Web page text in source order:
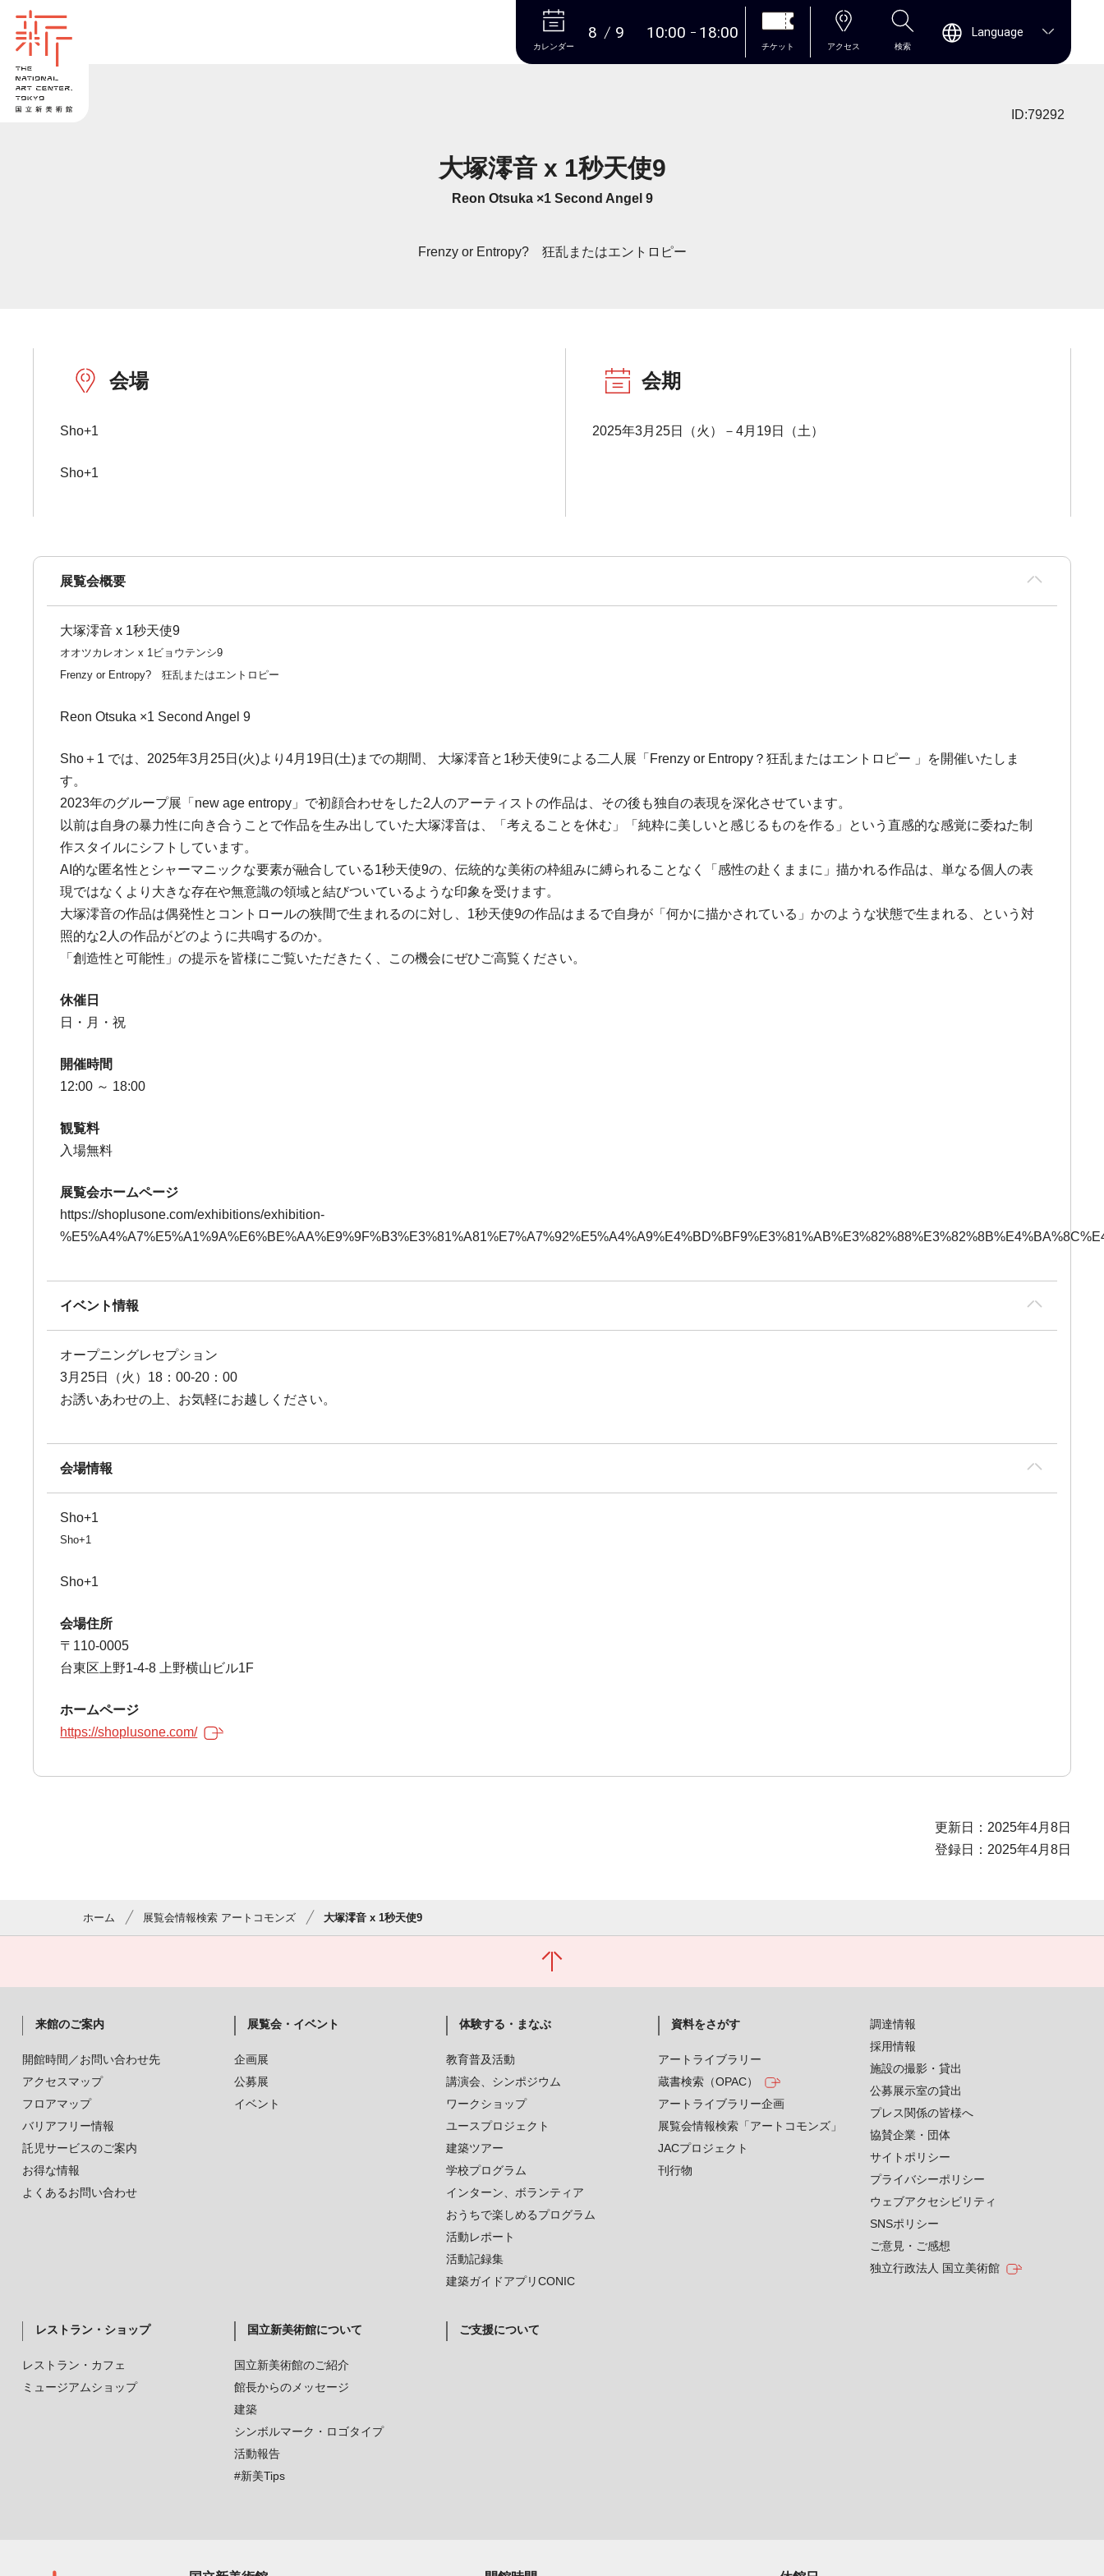
本文へ
カレンダー
8 9 10:00 18:00
チケット アクセス 検索
Language
ID:79292
大塚澪音 x 1秒天使9
Reon Otsuka ×1 Second Angel 9
Frenzy or Entropy? 狂乱またはエントロピー
会場
Sho+1
Sho+1
会期
2025年3月25日（火）－4月19日（土）
展覧会概要
大塚澪音 x 1秒天使9
オオツカレオン x 1ビョウテンシ9
Frenzy or Entropy? 狂乱またはエントロピー
Reon Otsuka ×1 Second Angel 9
Sho＋1 では、2025年3月25日(火)より4月19日(土)までの期間、 大塚澪音と1秒天使9による二人展「Frenzy or Entropy？狂乱またはエントロピー 」を開催いたしま
す。
2023年のグループ展「new age entropy」で初顔合わせをした2人のアーティストの作品は、その後も独自の表現を深化させています。
以前は自身の暴力性に向き合うことで作品を生み出していた大塚澪音は、「考えることを休む」「純粋に美しいと感じるものを作る」という直感的な感覚に委ねた制
作スタイルにシフトしています。
AI的な匿名性とシャーマニックな要素が融合している1秒天使9の、伝統的な美術の枠組みに縛られることなく「感性の赴くままに」描かれる作品は、単なる個人の表
現ではなくより大きな存在や無意識の領域と結びついているような印象を受けます。
大塚澪音の作品は偶発性とコントロールの狭間で生まれるのに対し、1秒天使9の作品はまるで自身が「何かに描かされている」かのような状態で生まれる、という対
照的な2人の作品がどのように共鳴するのか。
「創造性と可能性」の提示を皆様にご覧いただきたく、この機会にぜひご高覧ください。
休催日
日・月・祝
開催時間
12:00 ～ 18:00
観覧料
入場無料
展覧会ホームページ
https://shoplusone.com/exhibitions/exhibition-
イベント情報
オープニングレセプション
3月25日（火）18：00-20：00
お誘いあわせの上、お気軽にお越しください。
会場情報
Sho+1
Sho+1
Sho+1
会場住所
〒110-0005
台東区上野1-4-8 上野横山ビル1F
ホームページ
https://shoplusone.com/
更新日：2025年4月8日
登録日：2025年4月8日
ホーム 展覧会情報検索 アートコモンズ 大塚澪音 x 1秒天使9
来館のご案内
開館時間／お問い合わせ先
アクセスマップ
フロアマップ
バリアフリー情報
託児サービスのご案内
お得な情報
よくあるお問い合わせ
展覧会・イベント
企画展
公募展
イベント
体験する・まなぶ
教育普及活動
講演会、シンポジウム
ワークショップ
ユースプロジェクト
建築ツアー
学校プログラム
インターン、ボランティア
おうちで楽しめるプログラム
活動レポート
活動記録集
建築ガイドアプリCONIC
資料をさがす
アートライブラリー
蔵書検索（OPAC）
アートライブラリー企画
展覧会情報検索「アートコモンズ」
JACプロジェクト
刊行物
レストラン・ショップ
レストラン・カフェ
ミュージアムショップ
国立新美術館について
国立新美術館のご紹介
館長からのメッセージ
建築
シンボルマーク・ロゴタイプ
活動報告
#新美Tips
ご支援について
調達情報
採用情報
施設の撮影・貸出
公募展示室の貸出
プレス関係の皆様へ
協賛企業・団体
サイトポリシー
プライバシーポリシー
ウェブアクセシビリティ
SNSポリシー
ご意見・ご感想
独立行政法人 国立美術館